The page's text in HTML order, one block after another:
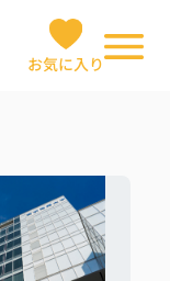
お気に入り